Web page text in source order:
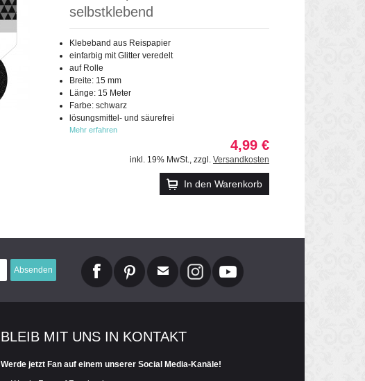
selbstklebend
Klebeband aus Reispapier
einfarbig mit Glitter veredelt
auf Rolle
Breite: 15 mm
Länge: 15 Meter
Farbe: schwarz
lösungsmittel- und säurefrei
Mehr erfahren
4,99 €
inkl. 19% MwSt., zzgl. Versandkosten
In den Warenkorb
Absenden
BLEIB MIT UNS IN KONTAKT
Werde jetzt Fan auf einem unserer Social Media-Kanäle!